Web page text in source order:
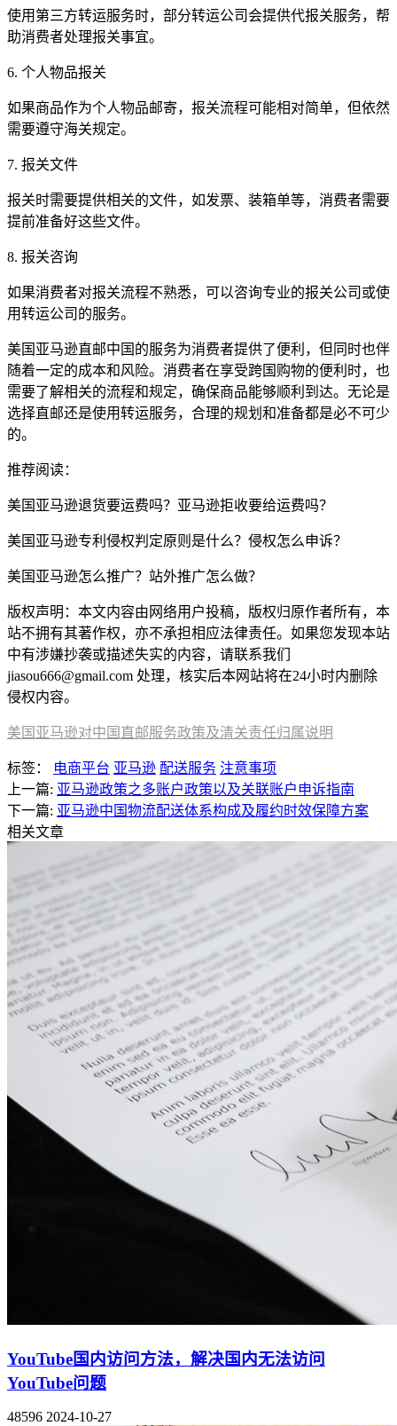
使用第三方转运服务时，部分转运公司会提供代报关服务，帮
助消费者处理报关事宜。
6. 个人物品报关
如果商品作为个人物品邮寄，报关流程可能相对简单，但依然
需要遵守海关规定。
7. 报关文件
报关时需要提供相关的文件，如发票、装箱单等，消费者需要
提前准备好这些文件。
8. 报关咨询
如果消费者对报关流程不熟悉，可以咨询专业的报关公司或使
用转运公司的服务。
美国亚马逊直邮中国的服务为消费者提供了便利，但同时也伴
随着一定的成本和风险。消费者在享受跨国购物的便利时，也
需要了解相关的流程和规定，确保商品能够顺利到达。无论是
选择直邮还是使用转运服务，合理的规划和准备都是必不可少
的。
推荐阅读：
美国亚马逊退货要运费吗？亚马逊拒收要给运费吗？
美国亚马逊专利侵权判定原则是什么？侵权怎么申诉？
美国亚马逊怎么推广？站外推广怎么做？
版权声明：本文内容由网络用户投稿，版权归原作者所有，本
站不拥有其著作权，亦不承担相应法律责任。如果您发现本站
中有涉嫌抄袭或描述失实的内容，请联系我们
jiasou666@gmail.com 处理，核实后本网站将在24小时内删除
侵权内容。
美国亚马逊对中国直邮服务政策及清关责任归属说明
标签： 电商平台 亚马逊 配送服务 注意事项
上一篇: 亚马逊政策之多账户政策以及关联账户申诉指南
下一篇: 亚马逊中国物流配送体系构成及履约时效保障方案
相关文章
YouTube国内访问方法，解决国内无法访问
YouTube问题
48596 2024-10-27